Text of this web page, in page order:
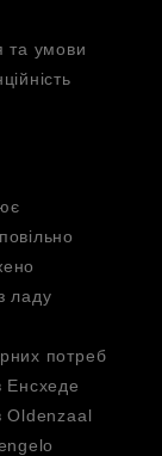
та умови
ладу
потреб
Енсхеде
Oldenzaal